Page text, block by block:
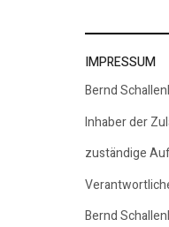
IMPRESSUM
Bernd
Inhaber der
zuständige
Bernd